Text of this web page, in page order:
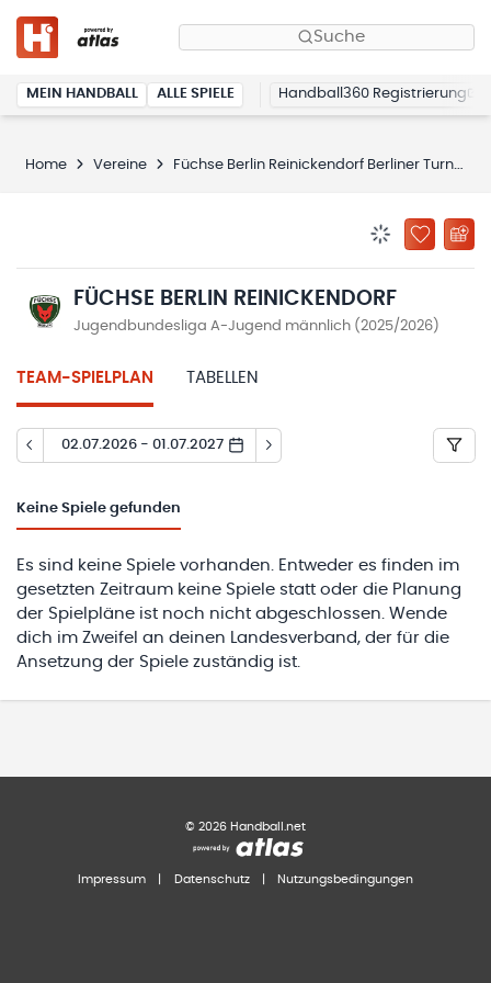
Suche
MEIN HANDBALL ALLE SPIELE Handball360 Registrierung
Home Vereine Füchse Berlin Reinickendorf Berliner Turn- und Sportverein von 1891 e.V.
ZU
FÜCHSE BERLIN REINICKENDORF
Jugendbundesliga A-Jugend männlich (2025/2026)
TEAM-SPIELPLAN TABELLEN
02.07.2026 - 01.07.2027
Keine Spiele gefunden
Es sind keine Spiele vorhanden. Entweder es finden im
gesetzten Zeitraum keine Spiele statt oder die Planung
der Spielpläne ist noch nicht abgeschlossen. Wende
dich im Zweifel an deinen Landesverband, der für die
Ansetzung der Spiele zuständig ist.
© 2026 Handball.net
Impressum Datenschutz Nutzungsbedingungen